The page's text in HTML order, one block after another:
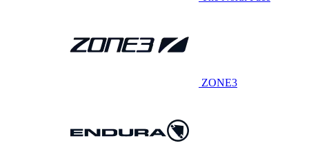
ZONE3